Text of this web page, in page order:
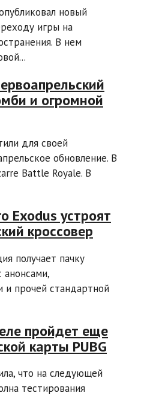
новый
игры на
В нем
и огромной
для своей
обновление. В
Battle Royale. В
Exodus устроят
кроссовер
получает пачку
анонсами,
и прочей стандартной
пройдет еще
карты PUBG
что на следующей
тестирования